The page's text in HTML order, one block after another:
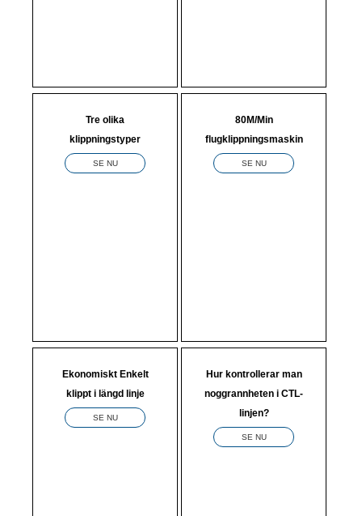
Tre olika
klippningstyper
SE NU
80M/Min
flugklippningsmaskin
SE NU
Ekonomiskt Enkelt
klippt i längd linje
SE NU
Hur kontrollerar man
noggrannheten i CTL-
linjen?
SE NU